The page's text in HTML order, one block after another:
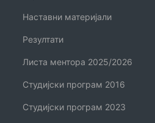
Наставни материјали
Резултати
Листа ментора 2025/2026
Студијски програм 2016
Студијски програм 2023